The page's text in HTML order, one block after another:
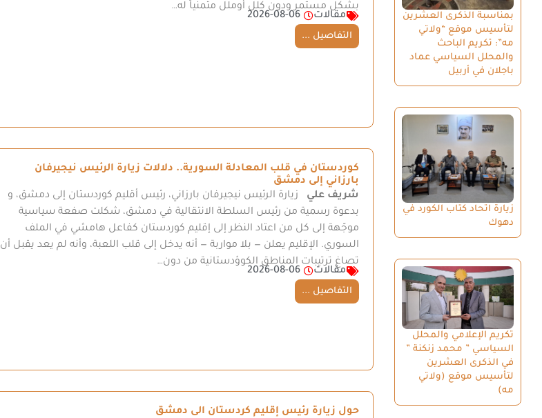
بمناسبة الذكرى العشرين
لتأسيس موقع “ولاتي
مه”: تكريم الباحث
والمحلل السياسي عماد
باجلان في أربيل
زيارة اتحاد كتاب الكورد في
دهوك
تكريم الإعلامي والمحلل
السياسي ” محمد زنكنة ”
في الذكرى العشرين
لتأسيس موقع (ولاتي
مه)
بشكل مستمر ودون كلل أوملل متمنياً له…
مقالات
2026-08-06
التفاصيل ...
كوردستان في قلب المعادلة السورية.. دلالات زيارة الرئيس نيجيرفان
بارزاني إلى دمشق
شريف علي زيارة الرئيس نيجيرفان بارزاني، رئيس أقليم كوردستان إلى دمشق، و
بدعوة رسمية من رئيس السلطة الانتقالية في دمشق، شكلت صفعة سياسية
موجّهة إلى كل من اعتاد النظر إلى إقليم كوردستان كفاعل هامشي في الملف
السوري. الإقليم يعلن — بلا مواربة — أنه يدخل إلى قلب اللعبة، وأنه لم يعد يقبل أن
تصاغ ترتيبات المناطق الكوؤدستانية من دون…
مقالات
2026-08-06
التفاصيل ...
حول زيارة رئيس إقليم كردستان الى دمشق